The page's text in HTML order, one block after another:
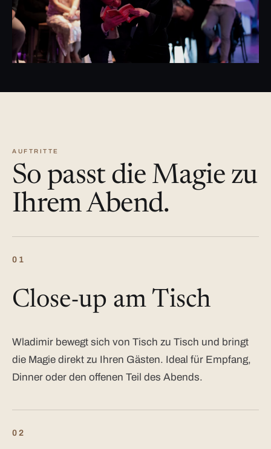
AUFTRITTE
So passt die Magie zu
Ihrem Abend.
01
Close-up am Tisch
Wladimir bewegt sich von Tisch zu Tisch und bringt
die Magie direkt zu Ihren Gästen. Ideal für Empfang,
Dinner oder den offenen Teil des Abends.
02